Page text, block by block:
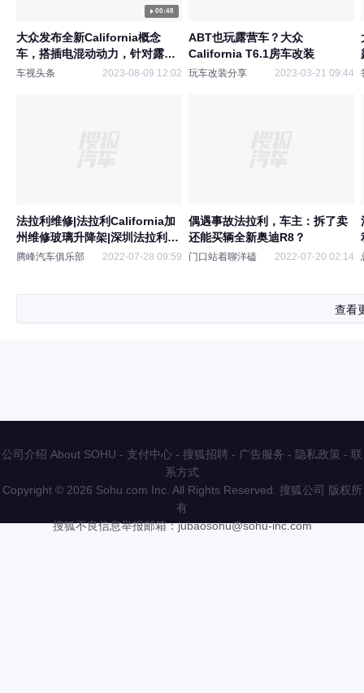
00:48
大众发布全新California概念
车，搭插电混动动力，针对露营
而打造
车视头条 2023-08-09 12:02
ABT也玩露营车？大众
California T6.1房车改装
玩车改装分享 2023-03-21 09:44
法拉利维修|法拉利California加
州维修玻璃升降架|深圳法拉利维
修店
腾峰汽车俱乐部 2022-07-28 09:59
偶遇事故法拉利，车主：拆了卖
还能买辆全新奥迪R8？
门口站着聊洋磕 2022-07-20 02:14
查看
公司介绍 About SOHU - 支付中心 - 搜狐招聘 - 广告服务 - 隐私政策 - 联
系方式
Copyright © 2026 Sohu.com Inc. All Rights Reserved. 搜狐公司 版权所
有
搜狐不良信息举报邮箱：jubaosohu@sohu-inc.com